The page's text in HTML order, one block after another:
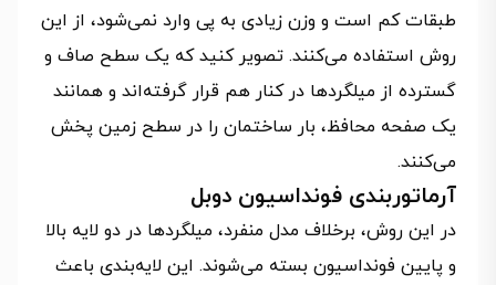
طبقات کم است و وزن زیادی به پی وارد نمی‌شود، از این
روش استفاده می‌کنند. تصویر کنید که یک سطح صاف و
گسترده از میلگردها در کنار هم قرار گرفته‌اند و همانند
یک صفحه محافظ، بار ساختمان را در سطح زمین پخش
می‌کنند.
آرماتوربندی فونداسیون دوبل
در این روش، برخلاف مدل منفرد، میلگردها در دو لایه بالا
و پایین فونداسیون بسته می‌شوند. این لایه‌بندی باعث